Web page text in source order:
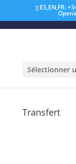
ES,EN,FR:
Sélectionner
Transfert